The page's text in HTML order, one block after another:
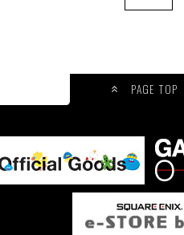
PAGE TOP